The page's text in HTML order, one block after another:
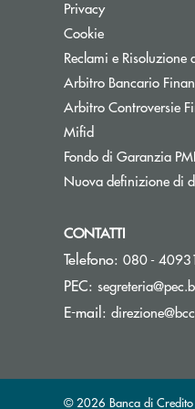
Privacy
Cookie
Reclami e Risoluzione
Arbitro Bancario
Arbitro Controversie
Mifid
Fondo di Garanzia PMI
Nuova definizione di
CONTATTI
Telefono: 080 -
PEC:
E-mail:
© 2026 Banca di Credito